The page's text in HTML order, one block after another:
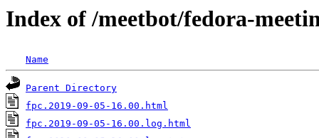
Index of /meetbot/fedora-
Name
Parent Directory
fpc.2019-09-05-16.00.html
fpc.2019-09-05-16.00.log.html